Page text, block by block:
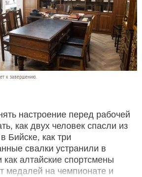
к завершению.
настроение перед рабочей
как двух человек спасли из
Бийске, как три
свалки устранили в
как алтайские спортсмены
медалей на чемпионате и